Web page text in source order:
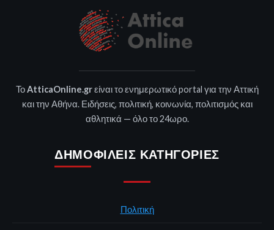
ΤοAtticaOnline.grείναι το ενημερωτικό portal για την Αττική
και την Αθήνα. Ειδήσεις, πολιτική, κοινωνία, πολιτισμός και
αθλητικά — όλο το 24ωρο.
ΔΗΜΟΦΙΛΕΊΣ ΚΑΤΗΓΟΡΊΕΣ
Πολιτική